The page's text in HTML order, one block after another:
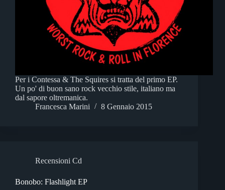
Per i Contessa & The Squires si tratta del primo EP.
Un po' di buon sano rock vecchio stile, italiano ma
dal sapore oltremanica.
Francesca Marini
8 Gennaio 2015
Recensioni Cd
Bonobo: Flashlight EP